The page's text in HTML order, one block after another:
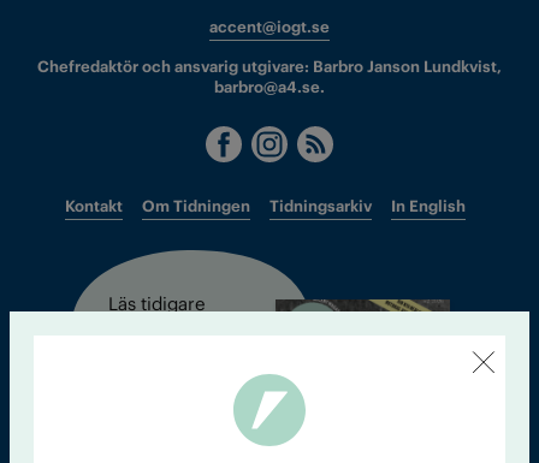
accent@iogt.se
Chefredaktör och ansvarig utgivare: Barbro Janson Lundkvist,
barbro@a4.se.
Kontakt Om Tidningen Tidningsarkiv In English
Läs tidigare
nummer av